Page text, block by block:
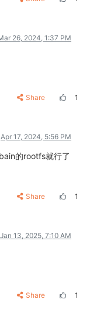
26, 2024, 1:37 PM
Share 1
Apr 17, 2024, 5:56 PM
的rootfs就行了
Share 1
Jan 13, 2025, 7:10 AM
Share 1